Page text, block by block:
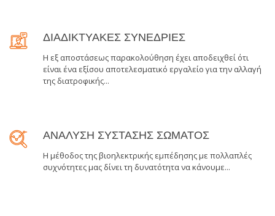
ΔΙΑΔΙΚΤΥΑΚΕΣ ΣΥΝΕΔΡΙΕΣ
Η εξ αποστάσεως παρακολούθηση έχει αποδειχθεί ότι
είναι ένα εξίσου αποτελεσματικό εργαλείο για την αλλαγή
της διατροφικής...
ΑΝΑΛΥΣΗ ΣΥΣΤΑΣΗΣ ΣΩΜΑΤΟΣ
Η μέθοδος της βιοηλεκτρικής εμπέδησης με πολλαπλές
συχνότητες μας δίνει τη δυνατότητα να κάνουμε...